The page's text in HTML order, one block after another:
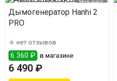
Новинка
Дымогенератор Hanhi 2
PRO
нет отзывов
6 360 ₽ в магазине
6 490 ₽